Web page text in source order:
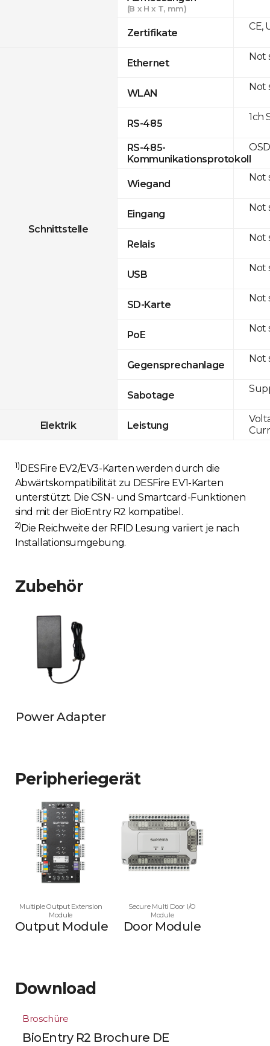
(B x H x T, mm)
Zertifikate
Schnittstelle
Ethernet
WLAN
RS-485
RS-485-
Kommunikationsprotokoll
Wiegand
Eingang
Relais
USB
SD-Karte
PoE
Gegensprechanlage
Sabotage
Elektrik Leistung
CE,
Not
Not
1ch
Not
Not
Not
Not
Not
Not
Not
1)DESFire EV2/EV3-Karten werden durch die
Abwärtskompatibilität zu DESFire EV1-Karten
unterstützt. Die CSN- und Smartcard-Funktionen
sind mit der BioEntry R2 kompatibel.
2) Die Reichweite der RFID Lesung variiert je nach
Installationsumgebung.
Zubehör
Power Adapter
Peripheriegerät
Multiple Output Extension
Module
Output Module
Secure Multi Door I/O
Module
Door Module
Download
Broschüre
BioEntry R2 Brochure DE